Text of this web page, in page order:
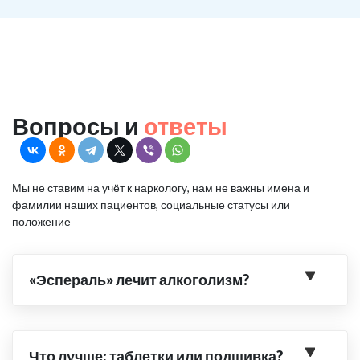
Вопросы и ответы
Мы не ставим на учёт к наркологу, нам не важны имена и
фамилии наших пациентов, социальные статусы или
положение
«Эспераль» лечит алкоголизм?
Что лучше: таблетки или подшивка?